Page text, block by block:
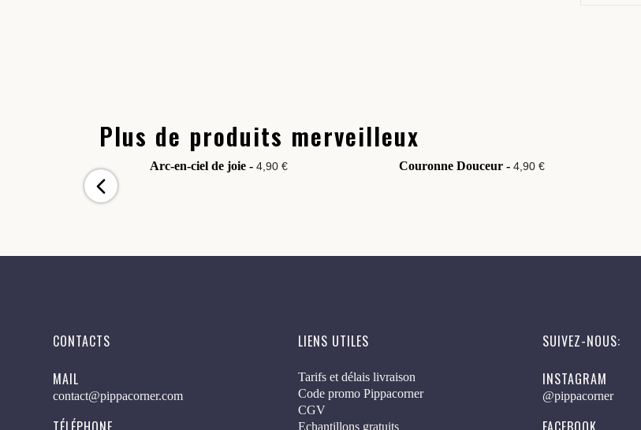
Plus de produits merveilleux
Arc-en-ciel de joie -4,90 € Couronne Douceur - 4,90 €
CONTACTS
MAIL
contact@pippacorner.com
LIENS UTILES
Tarifs et délais livraison
Code promo Pippacorner
CGV
Echantillons gratuits
SUIVEZ-NOUS:
INSTAGRAM
@pippacorner